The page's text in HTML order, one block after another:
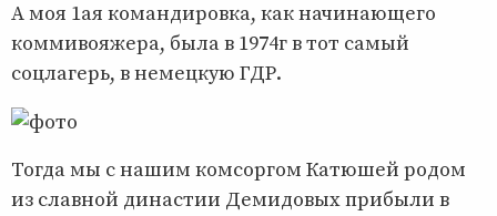
А моя 1ая командировка, как начинающего
коммивояжера, была в 1974г в тот самый
соцлагерь, в немецкую ГДР.
Тогда мы с нашим комсоргом Катюшей родом
из славной династии Демидовых прибыли в